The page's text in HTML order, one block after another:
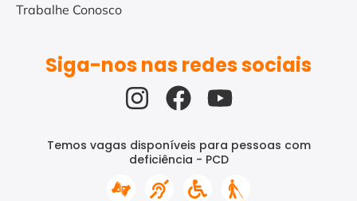
Trabalhe Conosco
Siga-nos nas redes sociais
Temos vagas disponíveis para pessoas com
deficiência - PCD